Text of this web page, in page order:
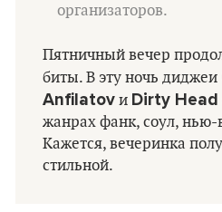
организаторов.
Пятничный вечер
биты. В эту ночь диджеи
Anfilatov и Dirty Head
жанрах фанк, соул, нью-
Кажется, вечеринка
стильной.